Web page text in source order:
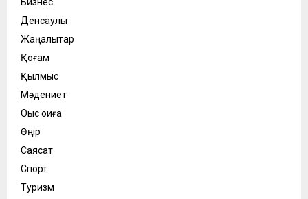
Денсаулық
Жаңалықтар
Қоғам
Қылмыс
Мәдениет
Оқыс оқиға
Өңір
Саясат
Спорт
Туризм